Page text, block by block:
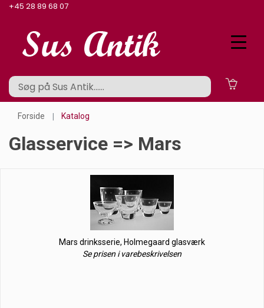
+45 28 89 68 07
Forside Katalog
Glasservice => Mars
Mars drinksserie, Holmegaard glasværk
Se prisen i varebeskrivelsen